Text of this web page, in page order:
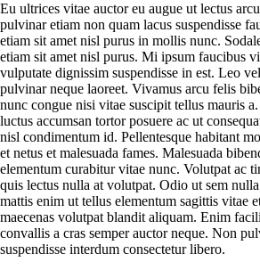
Eu ultrices vitae auctor eu augue ut lectus
pulvinar etiam non quam lacus suspendisse
etiam sit amet nisl purus in mollis nunc.
etiam sit amet nisl purus. Mi ipsum faucibus
vulputate dignissim suspendisse in est. Leo
pulvinar neque laoreet. Vivamus arcu felis
nunc congue nisi vitae suscipit tellus mauris
luctus accumsan tortor posuere ac ut
nisl condimentum id. Pellentesque habitant
et netus et malesuada fames. Malesuada
elementum curabitur vitae nunc. Volutpat ac
quis lectus nulla at volutpat. Odio ut sem
mattis enim ut tellus elementum sagittis vitae
maecenas volutpat blandit aliquam. Enim
convallis a cras semper auctor neque. Non
suspendisse interdum consectetur libero.